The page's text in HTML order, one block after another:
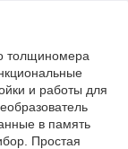
толщиномера
и работы для
в память
Простая